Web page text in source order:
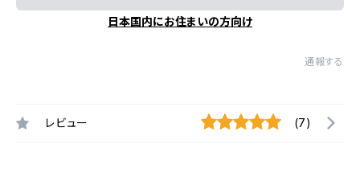
日本国内にお住まいの方向け
通報する
レビュー (7)